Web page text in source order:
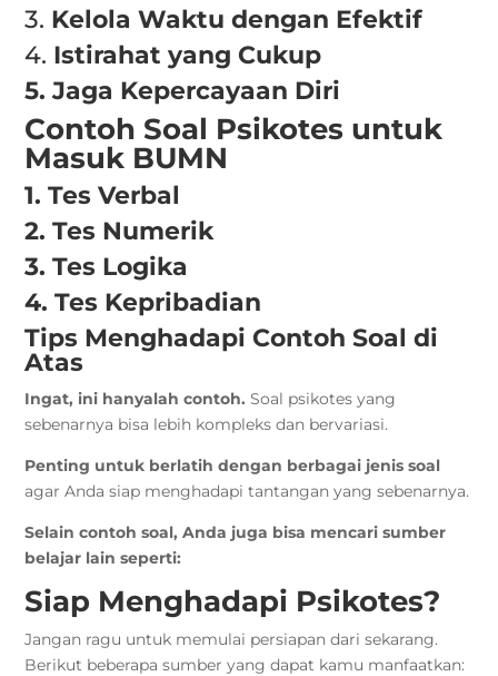
3. Kelola Waktu dengan Efektif
4. Istirahat yang Cukup
5. Jaga Kepercayaan Diri
Contoh Soal Psikotes untuk
Masuk BUMN
1. Tes Verbal
2. Tes Numerik
3. Tes Logika
4. Tes Kepribadian
Tips Menghadapi Contoh Soal di
Atas
Ingat, ini hanyalah contoh. Soal psikotes yang
sebenarnya bisa lebih kompleks dan bervariasi.
Penting untuk berlatih dengan berbagai jenis soal
agar Anda siap menghadapi tantangan yang sebenarnya.
Selain contoh soal, Anda juga bisa mencari sumber
belajar lain seperti:
Siap Menghadapi Psikotes?
Jangan ragu untuk memulai persiapan dari sekarang.
Berikut beberapa sumber yang dapat kamu manfaatkan: